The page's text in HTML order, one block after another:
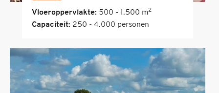
Vloeroppervlakte: 500 - 1.500 m2
Capaciteit: 250 - 4.000 personen